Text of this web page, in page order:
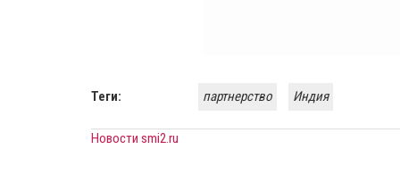
Теги: партнерство Индия
Новости smi2.ru